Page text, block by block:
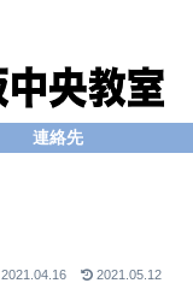
連絡先
2021.04.16 2021.05.12